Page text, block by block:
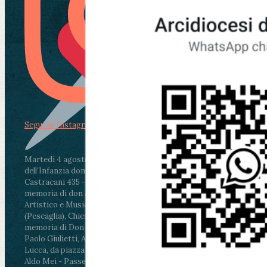
Martedì 4 agosto2026
ore 11:30 - Lucca, Scuola
dell’Infanzia don Aldo Mei - Viale Castruccio
Castracani 435 - Inaugurazione murales in
memoria di don Aldo Mei curato dal Liceo
Artistico e Musicale “Passaglia”
ore 18 - Fiano
(Pescaglia), Chiesa parrocchiale - Messa in
memoria di Don Aldo Mei celebrata da mons.
Paolo Giulietti, Arcivescovo di Lucca
ore 20.30 -
Lucca, da piazza San Michele al Cippo di don
Aldo Mei - Passeggiata della Memoria in alcuni
Segui su Instagram